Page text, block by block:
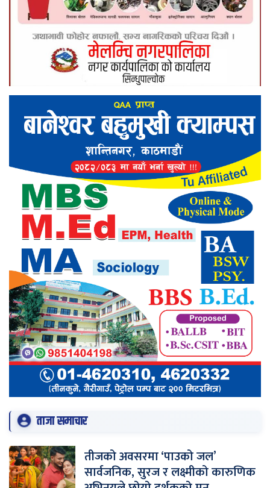
ताजा समाचार
तीजको अवसरमा ‘पाउको जल’
सार्वजनिक, सुरज र लक्ष्मीको कारुणिक